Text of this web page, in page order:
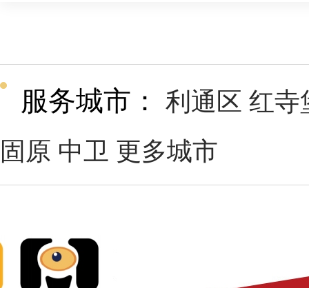
服务城市： 利通区 红寺
固原 中卫 更多城市